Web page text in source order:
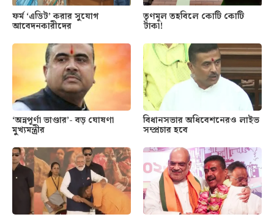
ফর্ম ‘এডিট’ করার সুযোগ
আবেদনকারীদের
তৃণমূল তহবিলে কোটি কোটি
টাকা!
‘অন্নপূর্ণা ভাণ্ডার’- বড় ঘোষণা
মুখ্যমন্ত্রীর
বিধানসভার অধিবেশনেরও লাইভ
সম্প্রচার হবে